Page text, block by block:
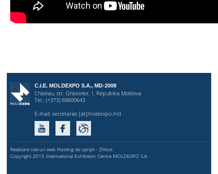
C.I.E. MOLDEXPO S.A., MD-2008
Chisinau, str. Ghioceilor, 1, Republica Moldova
Tel.: (+373) 69600643
E-mail: secretariat [at]moldexpo.md
Realizare site-uri web Hosting de sprijin - ZHost
Copyright 2015 International Exhibition Centre MOLDEXPO S.A.